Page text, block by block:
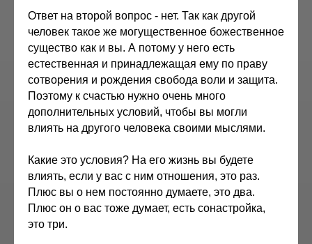
Ответ на второй вопрос - нет. Так как другой
человек такое же могущественное божественное
существо как и вы. А потому у него есть
естественная и принадлежащая ему по праву
сотворения и рождения свобода воли и защита.
Поэтому к счастью нужно очень много
дополнительных условий, чтобы вы могли
влиять на другого человека своими мыслями.
Какие это условия? На его жизнь вы будете
влиять, если у вас с ним отношения, это раз.
Плюс вы о нем постоянно думаете, это два.
Плюс он о вас тоже думает, есть сонастройка,
это три.